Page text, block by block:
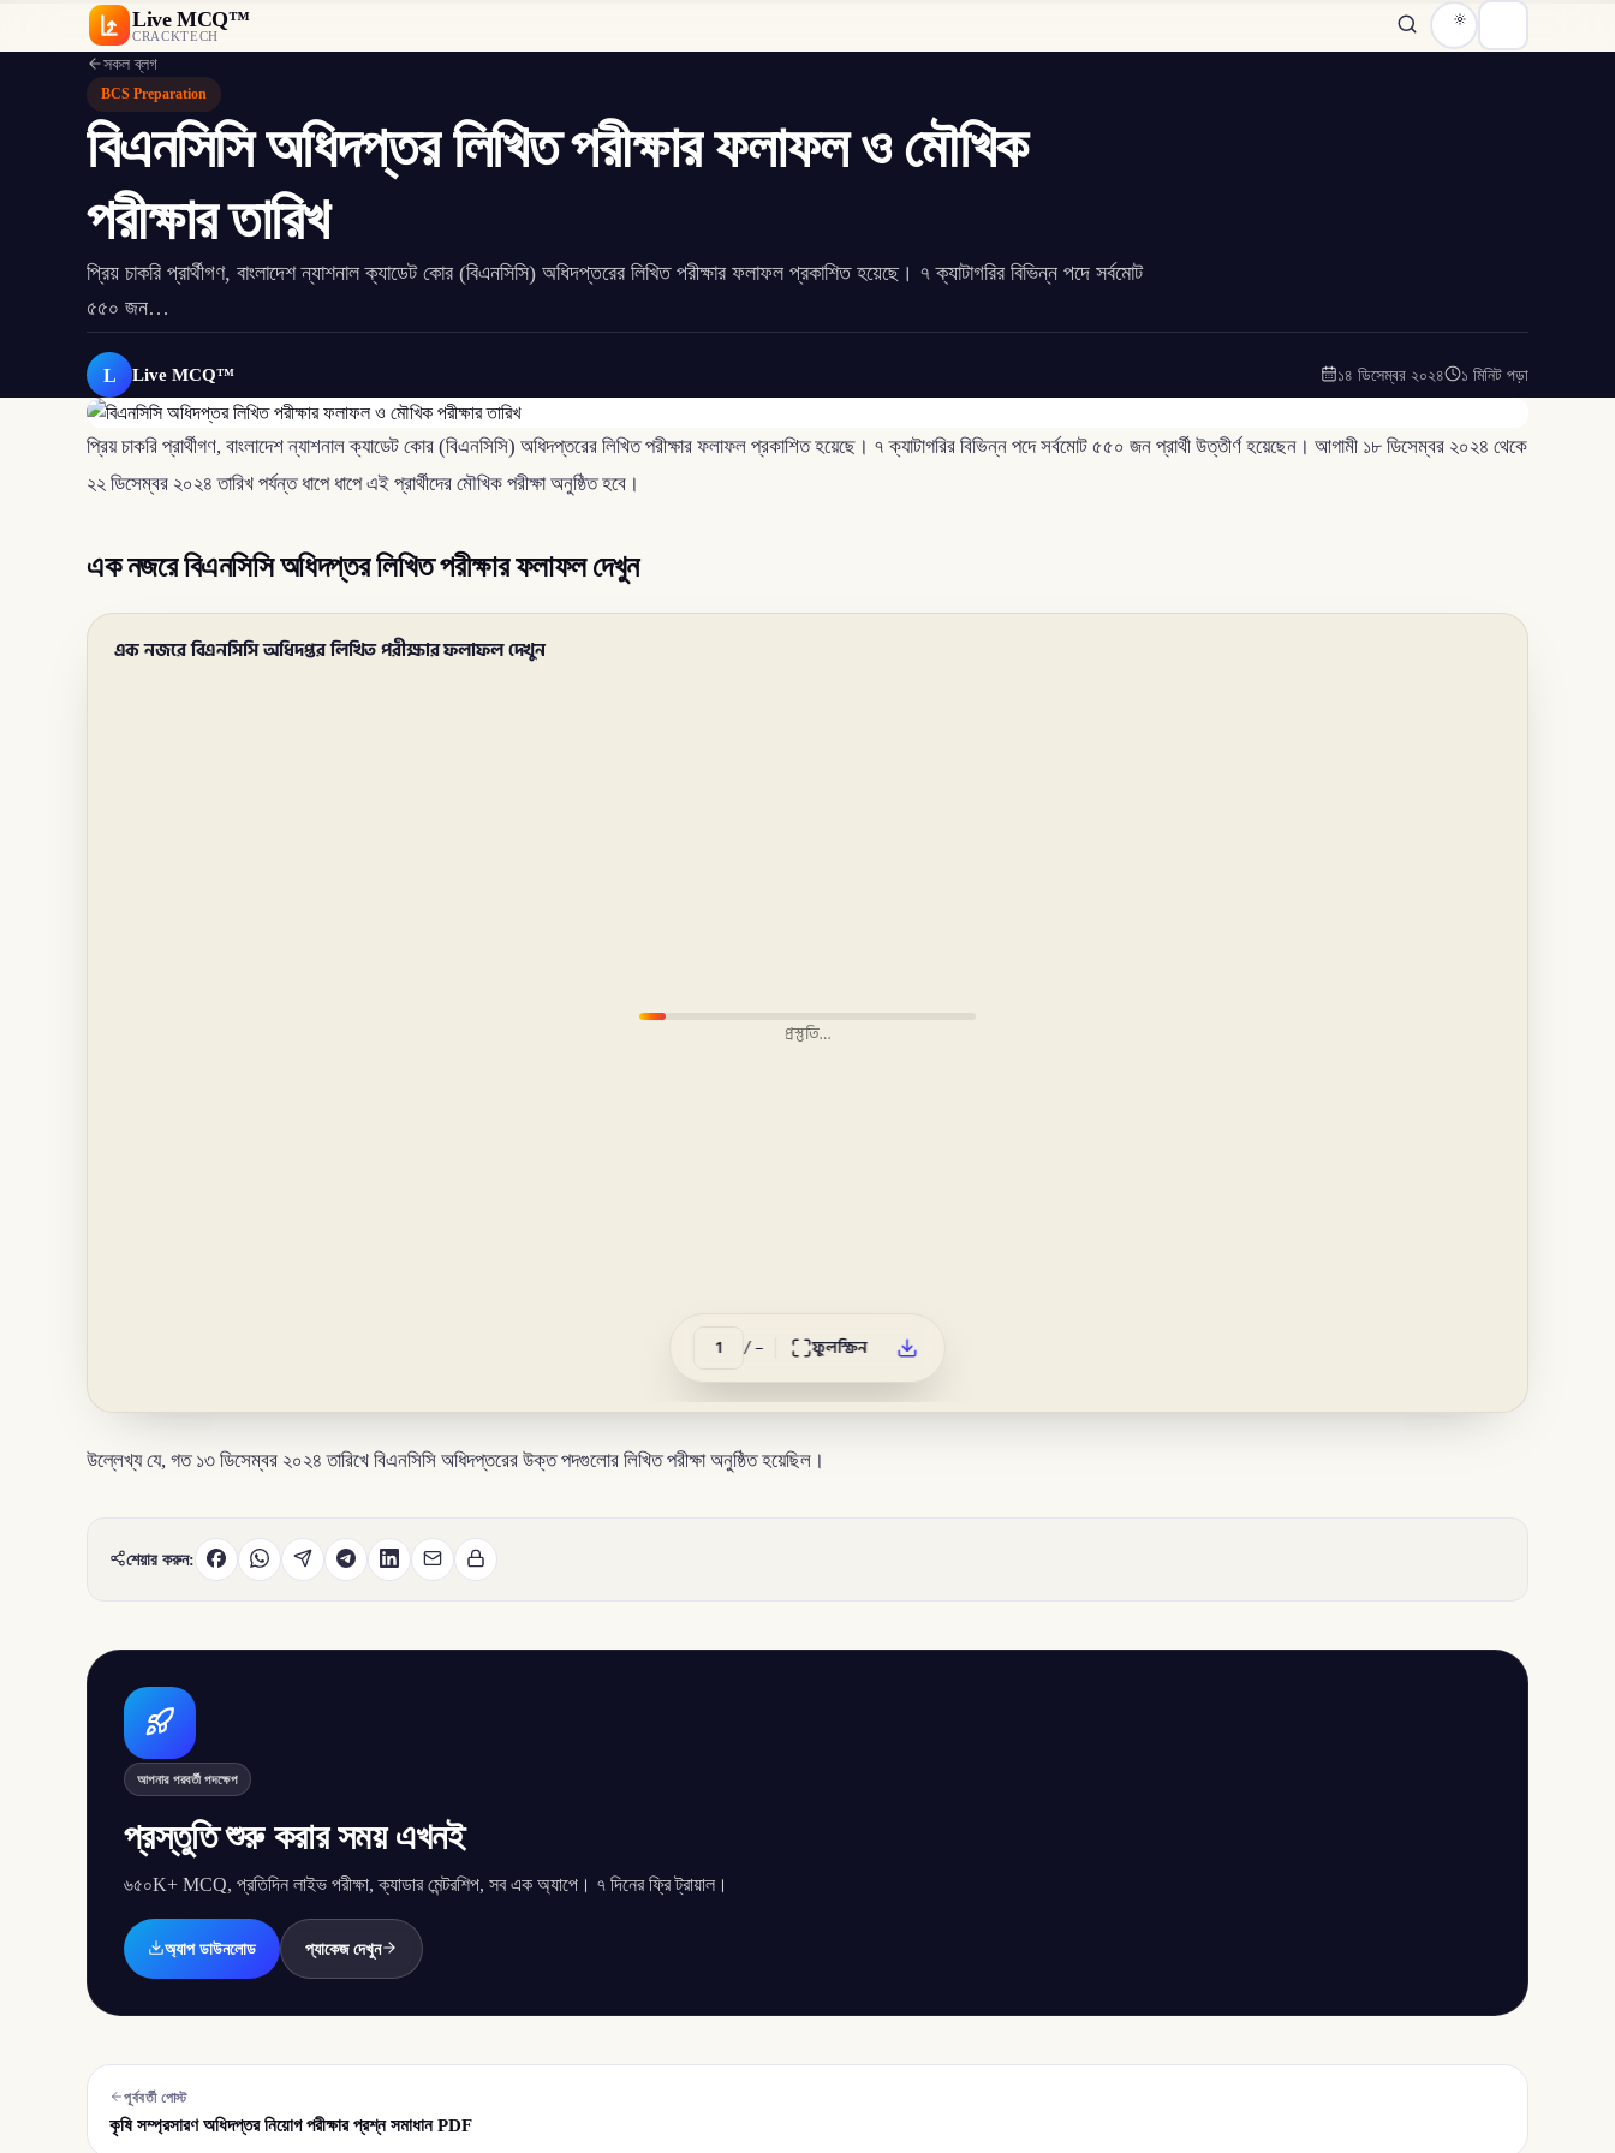
Live MCQ™
CRACKTECH
সকল ব্লগ
BCS Preparation
বিএনসিসি অধিদপ্তর লিখিত পরীক্ষার ফলাফল ও মৌখিক
পরীক্ষার তারিখ
প্রিয় চাকরি প্রার্থীগণ, বাংলাদেশ ন্যাশনাল ক্যাডেট কোর (বিএনসিসি) অধিদপ্তরের লিখিত পরীক্ষার ফলাফল প্রকাশিত হয়েছে। ৭ ক্যাটাগরির বিভিন্ন পদে সর্বমোট
৫৫০ জন…
L Live MCQ™ ১৪ ডিসেম্বর ২০২৪ ১ মিনিট পড়া
প্রিয় চাকরি প্রার্থীগণ, বাংলাদেশ ন্যাশনাল ক্যাডেট কোর (বিএনসিসি) অধিদপ্তরের লিখিত পরীক্ষার ফলাফল প্রকাশিত হয়েছে। ৭ ক্যাটাগরির বিভিন্ন পদে সর্বমোট ৫৫০ জন প্রার্থী উত্তীর্ণ হয়েছেন। আগামী ১৮ ডিসেম্বর ২০২৪ থেকে
২২ ডিসেম্বর ২০২৪ তারিখ পর্যন্ত ধাপে ধাপে এই প্রার্থীদের মৌখিক পরীক্ষা অনুষ্ঠিত হবে।
এক নজরে বিএনসিসি অধিদপ্তর লিখিত পরীক্ষার ফলাফল দেখুন
এক নজরে বিএনসিসি অধিদপ্তর লিখিত পরীক্ষার ফলাফল দেখুন
প্রস্তুতি…
/– ফুলস্ক্রিন
উল্লেখ্য যে, গত ১৩ ডিসেম্বর ২০২৪ তারিখে বিএনসিসি অধিদপ্তরের উক্ত পদগুলোর লিখিত পরীক্ষা অনুষ্ঠিত হয়েছিল।
শেয়ার করুন:
আপনার পরবর্তী পদক্ষেপ
প্রস্তুতি শুরু করার সময় এখনই
৬৫০K+ MCQ, প্রতিদিন লাইভ পরীক্ষা, ক্যাডার মেন্টরশিপ, সব এক অ্যাপে। ৭ দিনের ফ্রি ট্রায়াল।
অ্যাপ ডাউনলোড প্যাকেজ দেখুন
পূর্ববর্তী পোস্ট
কৃষি সম্প্রসারণ অধিদপ্তর নিয়োগ পরীক্ষার প্রশ্ন সমাধান PDF